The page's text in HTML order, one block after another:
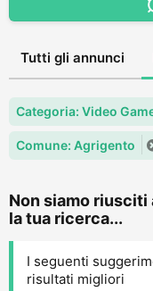
Tutti gli annunci
Categoria: Video
Comune: Agrigento
Non siamo
la tua ricerca...
I seguenti
risultati migliori